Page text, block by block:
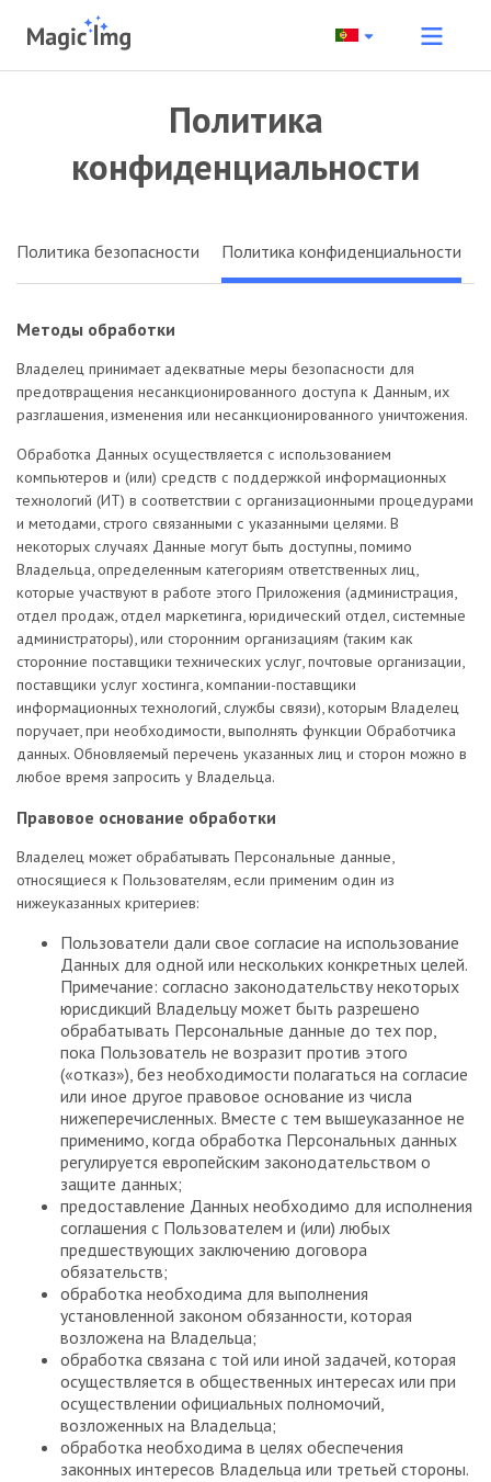
Политика
конфиденциальности
Политика безопасности Политика конфиденциальности
Методы обработки
Владелец принимает адекватные меры безопасности для
предотвращения несанкционированного доступа к Данным, их
разглашения, изменения или несанкционированного уничтожения.
Обработка Данных осуществляется с использованием
компьютеров и (или) средств с поддержкой информационных
технологий (ИТ) в соответствии с организационными процедурами
и методами, строго связанными с указанными целями. В
некоторых случаях Данные могут быть доступны, помимо
Владельца, определенным категориям ответственных лиц,
которые участвуют в работе этого Приложения (администрация,
отдел продаж, отдел маркетинга, юридический отдел, системные
администраторы), или сторонним организациям (таким как
сторонние поставщики технических услуг, почтовые организации,
поставщики услуг хостинга, компании-поставщики
информационных технологий, службы связи), которым Владелец
поручает, при необходимости, выполнять функции Обработчика
данных. Обновляемый перечень указанных лиц и сторон можно в
любое время запросить у Владельца.
Правовое основание обработки
Владелец может обрабатывать Персональные данные,
относящиеся к Пользователям, если применим один из
нижеуказанных критериев:
Пользователи дали свое согласие на использование
Данных для одной или нескольких конкретных целей.
Примечание: согласно законодательству некоторых
юрисдикций Владельцу может быть разрешено
обрабатывать Персональные данные до тех пор,
пока Пользователь не возразит против этого
(«отказ»), без необходимости полагаться на согласие
или иное другое правовое основание из числа
нижеперечисленных. Вместе с тем вышеуказанное не
применимо, когда обработка Персональных данных
регулируется европейским законодательством о
защите данных;
предоставление Данных необходимо для исполнения
соглашения с Пользователем и (или) любых
предшествующих заключению договора
обязательств;
обработка необходима для выполнения
установленной законом обязанности, которая
возложена на Владельца;
обработка связана с той или иной задачей, которая
осуществляется в общественных интересах или при
осуществлении официальных полномочий,
возложенных на Владельца;
обработка необходима в целях обеспечения
законных интересов Владельца или третьей стороны.